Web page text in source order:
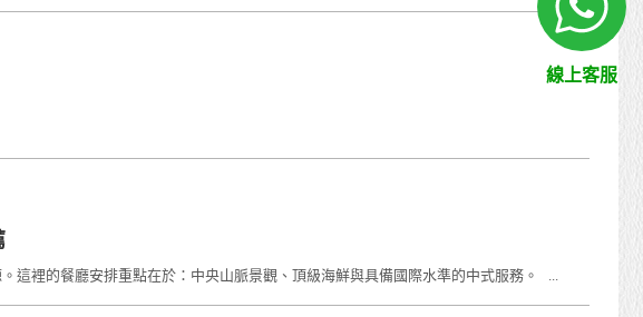
這裡的餐廳安排重點在於：中央山脈景觀、頂級海鮮與具備國際水準的中式服務。 ...
線上客服